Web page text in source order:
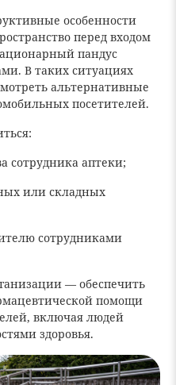
особенности
перед входом
пандус
В таких ситуациях
альтернативные
посетителей.
сотрудника аптеки;
или складных
сотрудниками
— обеспечить
помощи
включая людей
здоровья.